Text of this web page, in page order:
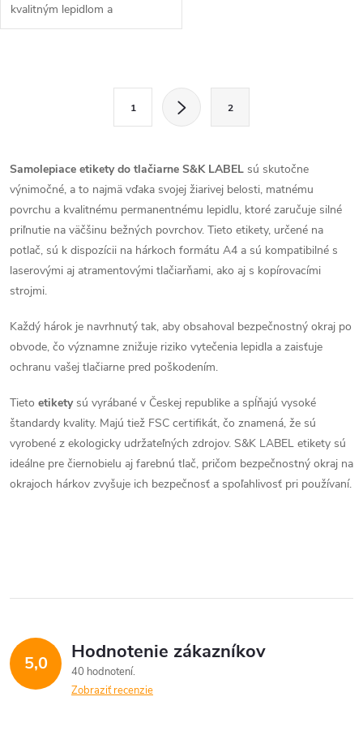
kvalitným lepidlom a
bezpečnostným okrajom
á
d
a
c
i
e
p
r
v
k
y
p
s
u
á
n
k
o
v
a
n
i
e
1 2
Samolepiace etikety do tlačiarne S&K LABEL sú skutočne
výnimočné, a to najmä vďaka svojej žiarivej belosti, matnému
povrchu a kvalitnému permanentnému lepidlu, ktoré zaručuje silné
priľnutie na väčšinu bežných povrchov. Tieto etikety, určené na
potlač, sú k dispozícii na hárkoch formátu A4 a sú kompatibilné s
laserovými aj atramentovými tlačiarňami, ako aj s kopírovacími
strojmi.
Každý hárok je navrhnutý tak, aby obsahoval bezpečnostný okraj po
obvode, čo významne znižuje riziko vytečenia lepidla a zaisťuje
ochranu vašej tlačiarne pred poškodením.
Tieto etiketysú vyrábané v Českej republike a spĺňajú vysoké
štandardy kvality. Majú tiež FSC certifikát, čo znamená, že sú
vyrobené z ekologicky udržateľných zdrojov. S&K LABEL etikety sú
ideálne pre čiernobielu aj farebnú tlač, pričom bezpečnostný okraj na
okrajoch hárkov zvyšuje ich bezpečnosť a spoľahlivosť pri používaní.
5,0 Hodnotenie zákazníkov
40 hodnotení
Zobraziť recenzie